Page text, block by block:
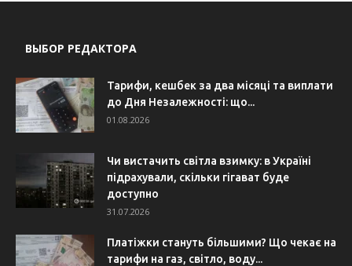
ВЫБОР РЕДАКТОРА
Тарифи, кешбек за два місяці та виплати
до Дня Незалежності: що...
01.08.2026
Чи вистачить світла взимку: в Україні
підрахували, скільки гігават буде
доступно
31.07.2026
Платіжки стануть більшими? Що чекає на
тарифи на газ, світло, воду...